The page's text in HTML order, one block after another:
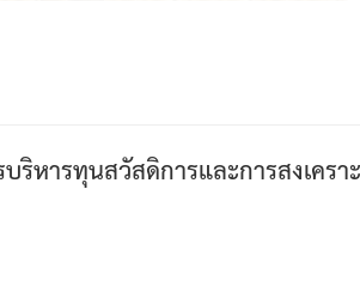
ริหารทุนสวัสดิการและการสงเคร